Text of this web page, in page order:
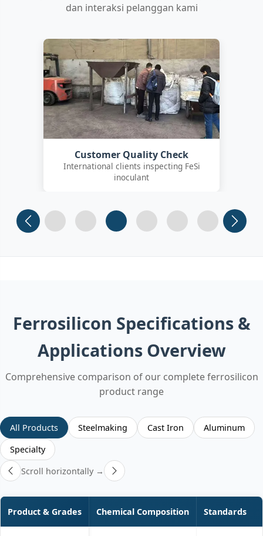
dan interaksi pelanggan kami
Customer Quality Check
International clients inspecting FeSi
inoculant
Slide 1 Slide 2 Slide 3 Slide 4 (current)
Slide 5 Slide 6
Ferrosilicon Specifications &
Applications Overview
Comprehensive comparison of our complete ferrosilicon
product range
All Products Steelmaking Cast Iron
Aluminum
Specialty
Scroll horizontally →
Product & Grades Chemical Composition Standards